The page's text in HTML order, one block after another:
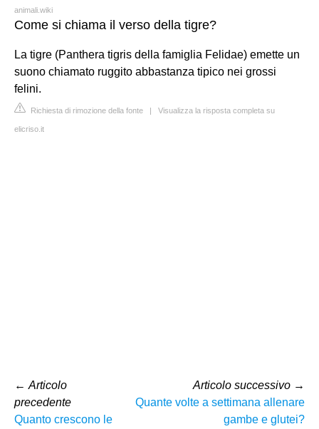
animali.wiki
Come si chiama il verso della tigre?
La tigre (Panthera tigris della famiglia Felidae) emette un
suono chiamato ruggito abbastanza tipico nei grossi
felini.
Richiesta di rimozione della fonte | Visualizza la risposta completa su
elicriso.it
← Articolo
precedente
Quanto crescono le
Articolo successivo →
Quante volte a settimana allenare
gambe e glutei?